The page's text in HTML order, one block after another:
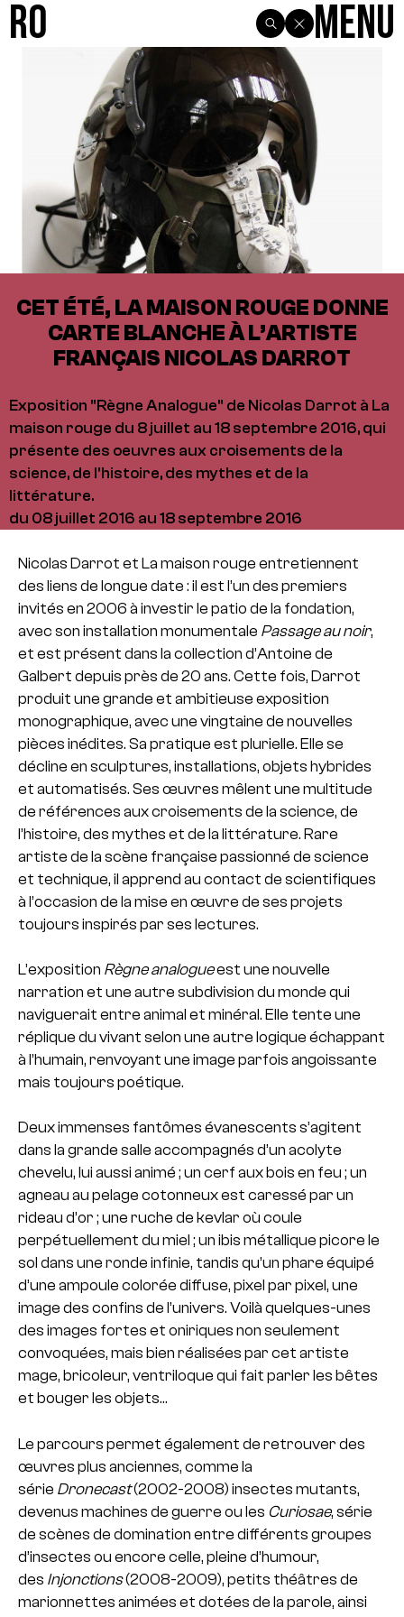
R0 Menu
CET ÉTÉ, LA MAISON ROUGE DONNE
CARTE BLANCHE À L’ARTISTE
FRANÇAIS NICOLAS DARROT
Exposition "Règne Analogue" de Nicolas Darrot à La
maison rouge du 8 juillet au 18 septembre 2016, qui
présente des oeuvres aux croisements de la
science, de l'histoire, des mythes et de la
littérature.
du 08 juillet 2016 au 18 septembre 2016
Nicolas Darrot et La maison rouge entretiennent
des liens de longue date : il est l’un des premiers
invités en 2006 à investir le patio de la fondation,
avec son installation monumentale Passage au noir,
et est présent dans la collection d’Antoine de
Galbert depuis près de 20 ans. Cette fois, Darrot
produit une grande et ambitieuse exposition
monographique, avec une vingtaine de nouvelles
pièces inédites. Sa pratique est plurielle. Elle se
décline en sculptures, installations, objets hybrides
et automatisés. Ses œuvres mêlent une multitude
de références aux croisements de la science, de
l’histoire, des mythes et de la littérature. Rare
artiste de la scène française passionné de science
et technique, il apprend au contact de scientifiques
à l’occasion de la mise en œuvre de ses projets
toujours inspirés par ses lectures.
L’exposition Règne analogueest une nouvelle
narration et une autre subdivision du monde qui
naviguerait entre animal et minéral. Elle tente une
réplique du vivant selon une autre logique échappant
à l’humain, renvoyant une image parfois angoissante
mais toujours poétique.
Deux immenses fantômes évanescents s’agitent
dans la grande salle accompagnés d’un acolyte
chevelu, lui aussi animé ; un cerf aux bois en feu ; un
agneau au pelage cotonneux est caressé par un
rideau d’or ; une ruche de kevlar où coule
perpétuellement du miel ; un ibis métallique picore le
sol dans une ronde infinie, tandis qu’un phare équipé
d’une ampoule colorée diffuse, pixel par pixel, une
image des confins de l’univers. Voilà quelques-unes
des images fortes et oniriques non seulement
convoquées, mais bien réalisées par cet artiste
mage, bricoleur, ventriloque qui fait parler les bêtes
et bouger les objets…
Le parcours permet également de retrouver des
œuvres plus anciennes, comme la
série Dronecast(2002-2008) insectes mutants,
devenus machines de guerre ou les Curiosae, série
de scènes de domination entre différents groupes
d’insectes ou encore celle, pleine d’humour,
des Injonctions(2008-2009), petits théâtres de
marionnettes animées et dotées de la parole, ainsi